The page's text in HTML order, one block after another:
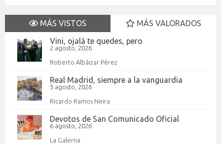
MÁS VISTOS
MÁS VALORADOS
Vini, ojalá te quedes, pero
2 agosto, 2026
Roberto Albáizar Pérez
Real Madrid, siempre a la vanguardia
5 agosto, 2026
Ricardo Ramos Neira
Devotos de San Comunicado Oficial
6 agosto, 2026
La Galerna